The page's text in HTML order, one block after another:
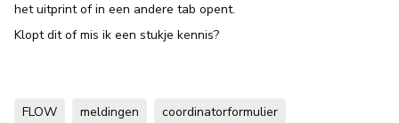
het uitprint of in een andere tab opent.
Klopt dit of mis ik een stukje kennis?
FLOW meldingen coordinatorformulier